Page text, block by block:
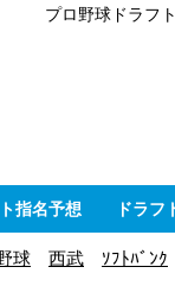
プロ野球ドラフ
指名予想 ドラフ
球 西武 ｿﾌﾄﾊﾞﾝｸ